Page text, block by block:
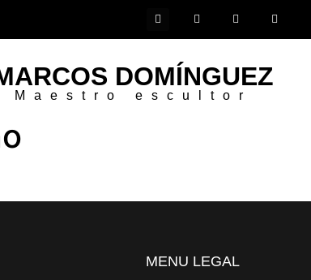
DOMÍNGUEZ
Maestro escultor
MENU LEGAL